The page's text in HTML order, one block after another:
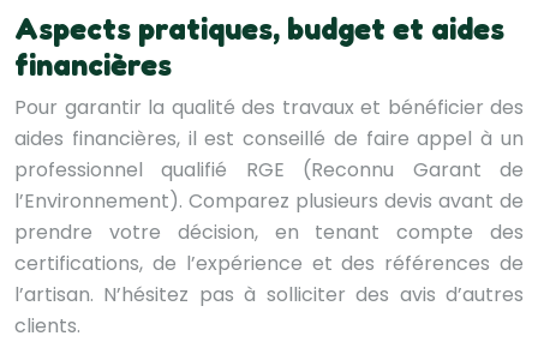
Aspects pratiques, budget et aides
financières
Pour garantir la qualité des travaux et bénéficier des
aides financières, il est conseillé de faire appel à un
professionnel qualifié RGE (Reconnu Garant de
l’Environnement). Comparez plusieurs devis avant de
prendre votre décision, en tenant compte des
certifications, de l’expérience et des références de
l’artisan. N’hésitez pas à solliciter des avis d’autres
clients.